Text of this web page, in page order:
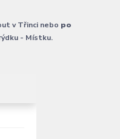
v Třinci nebo po
- Místku.